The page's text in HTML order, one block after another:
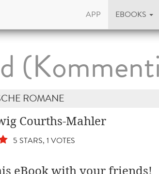
APP EBOOKS
ROMANE
Courths-Mahler
5 STARS, 1 VOTES
eBook with your friends!